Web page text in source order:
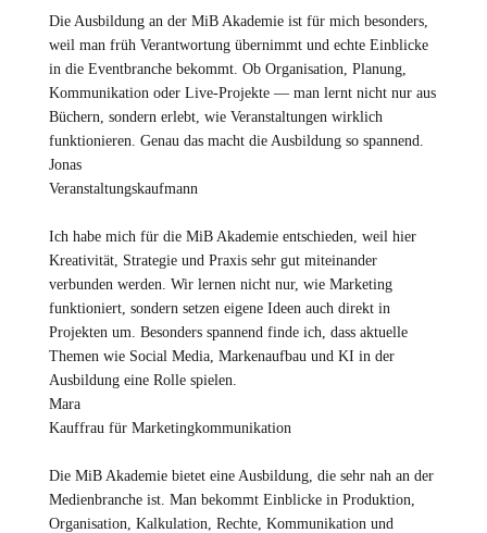
Die Ausbildung an der MiB Akademie ist für mich besonders,
weil man früh Verantwortung übernimmt und echte Einblicke
in die Eventbranche bekommt. Ob Organisation, Planung,
Kommunikation oder Live-Projekte — man lernt nicht nur aus
Büchern, sondern erlebt, wie Veranstaltungen wirklich
funktionieren. Genau das macht die Ausbildung so spannend.
Jonas
Veranstaltungskaufmann
Ich habe mich für die MiB Akademie entschieden, weil hier
Kreativität, Strategie und Praxis sehr gut miteinander
verbunden werden. Wir lernen nicht nur, wie Marketing
funktioniert, sondern setzen eigene Ideen auch direkt in
Projekten um. Besonders spannend finde ich, dass aktuelle
Themen wie Social Media, Markenaufbau und KI in der
Ausbildung eine Rolle spielen.
Mara
Kauffrau für Marketingkommunikation
Die MiB Akademie bietet eine Ausbildung, die sehr nah an der
Medienbranche ist. Man bekommt Einblicke in Produktion,
Organisation, Kalkulation, Rechte, Kommunikation und